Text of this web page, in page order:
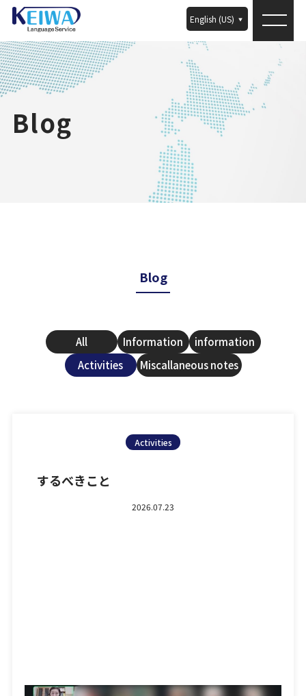
English (US)
Blog
Blog
All Information
information
Activities
Miscallaneous notes
Activities
するべきこと
2026.07.23